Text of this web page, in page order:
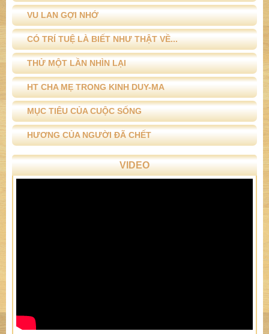
VU LAN GỢI NHỚ
CÓ TRÍ TUỆ LÀ BIẾT NHƯ THẬT VỀ...
THỬ MỘT LẦN NHÌN LẠI
HT CHA MẸ TRONG KINH DUY-MA
MỤC TIÊU CỦA CUỘC SỐNG
HƯƠNG CỦA NGƯỜI ĐÃ CHẾT
VIDEO